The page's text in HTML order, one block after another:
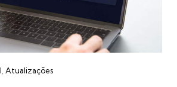
Atualizações